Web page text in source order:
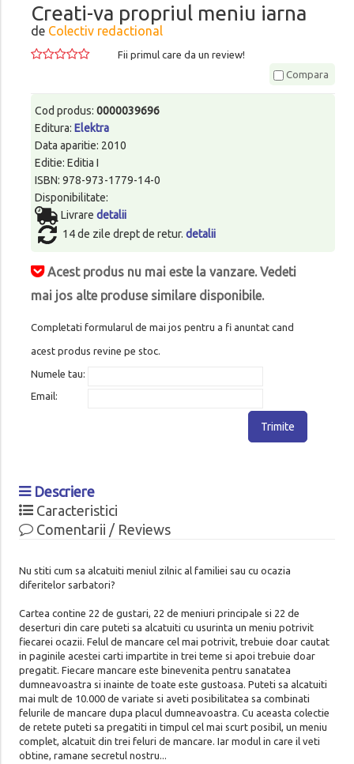
Creati-va propriul meniu iarna
de Colectiv redactional
Fii primul care da un review!
Compara
Cod produs: 0000039696
Editura: Elektra
Data aparitie: 2010
Editie: Editia I
ISBN: 978-973-1779-14-0
Disponibilitate:
Livrare detalii
14 de zile drept de retur. detalii
Acest produs nu mai este la vanzare. Vedeti
mai jos alte produse similare disponibile.
Completati formularul de mai jos pentru a fi anuntat cand
acest produs revine pe stoc.
Numele tau:
Email:
Trimite
Descriere
Caracteristici
Comentarii / Reviews
Nu stiti cum sa alcatuiti meniul zilnic al familiei sau cu ocazia
diferitelor sarbatori?
Cartea contine 22 de gustari, 22 de meniuri principale si 22 de
deserturi din care puteti sa alcatuiti cu usurinta un meniu potrivit
fiecarei ocazii. Felul de mancare cel mai potrivit, trebuie doar cautat
in paginile acestei carti impartite in trei teme si apoi trebuie doar
pregatit. Fiecare mancare este binevenita pentru sanatatea
dumneavoastra si inainte de toate este gustoasa. Puteti sa alcatuiti
mai mult de 10.000 de variate si aveti posibilitatea sa combinati
felurile de mancare dupa placul dumneavoastra. Cu aceasta colectie
de retete puteti sa pregatiti in timpul cel mai scurt posibil, un meniu
complet, alcatuit din trei feluri de mancare. Iar modul in care il veti
obtine, ramane secretul nostru...